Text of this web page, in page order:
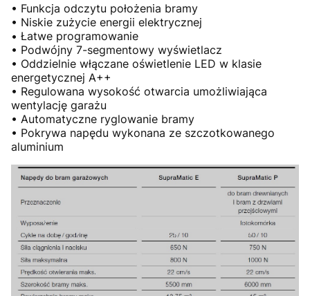
• Funkcja odczytu położenia bramy
• Niskie zużycie energii elektrycznej
• Łatwe programowanie
• Podwójny 7-segmentowy wyświetlacz
• Oddzielnie włączane oświetlenie LED w klasie
energetycznej A++
• Regulowana wysokość otwarcia umożliwiająca
wentylację garażu
• Automatyczne ryglowanie bramy
• Pokrywa napędu wykonana ze szczotkowanego
aluminium